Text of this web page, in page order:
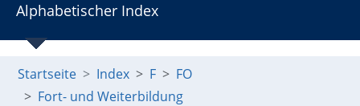
Alphabetischer Index
Startseite Index F
FO
Fort- und Weiterbildung